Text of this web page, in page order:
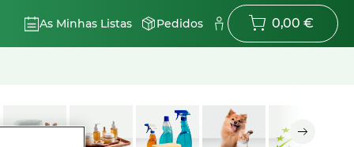
As Minhas Listas Pedidos 0,00 €